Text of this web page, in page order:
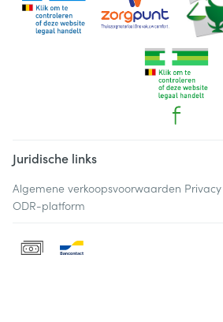
Juridische links
Algemene verkoopsvoorwaarden
ODR-platform